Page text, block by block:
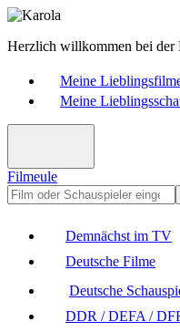
Herzlich willkommen bei der
Meine
Meine
Filmeule
Demnächst im TV
Deutsche Filme
Deutsche
DDR / DEFA /